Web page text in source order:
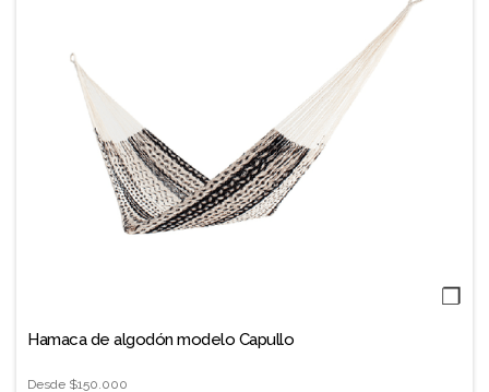
❐
Hamaca de algodón modelo Capullo
Desde $150.000